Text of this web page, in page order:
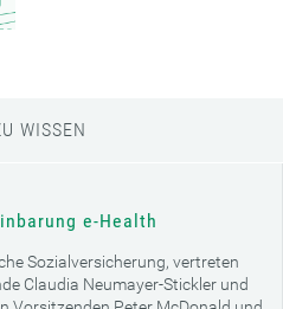
WISSEN
e-Health
Sozialversicherung, vertreten
Claudia Neumayer-Stickler und